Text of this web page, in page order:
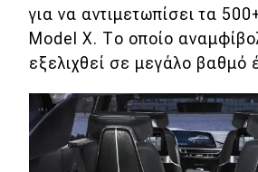
για να αντιμετωπίσει τα
Model X. Το οποίο
εξελιχθεί σε μεγάλο βαθμό